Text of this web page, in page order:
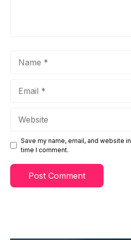
Save my name, email, and website
time I comment.